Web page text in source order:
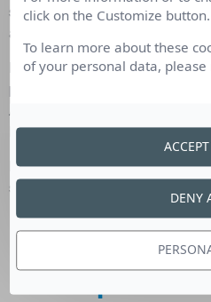
sans oublier de nombreuses
avec des professionnels.
Pour l’édition 2027, la
prioritairement sur les
Ardèche, Cantal, Drôme, Isère,
Dôme, Savoie et Haute-Savoie.
Le parcours de la tournée
seront établis en fonction des
Participez à
click on the Customize button.
To learn more about these
of your personal data,
DENY